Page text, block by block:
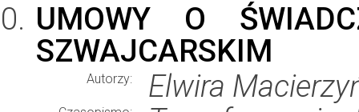
UMOWY O
SZWAJCARSKIM
Autorzy: Elwira